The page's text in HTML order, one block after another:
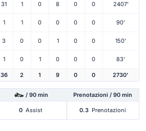
31 1 0 8 0 0 2407'
1 1 0 0 0 0 90'
3 0 0 1 0 0 150'
1 0 1 0 0 0 83'
36 2 1 9 0 0 2730'
/ 90 min Prenotazioni / 90 min
0 Assist 0.3 Prenotazioni